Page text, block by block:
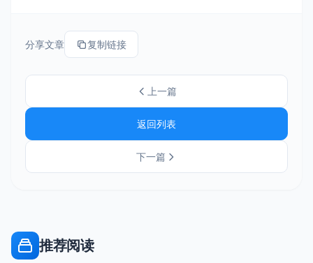
分享文章 复制链接
上一篇
返回列表
下一篇
推荐阅读